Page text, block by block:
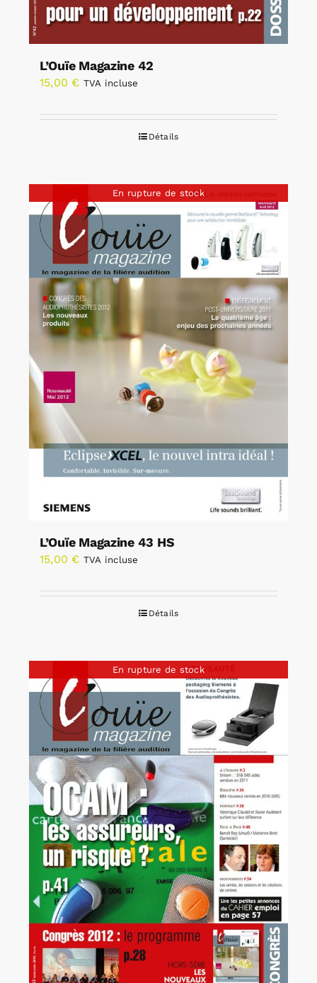
L’Ouïe Magazine 42
15,00 € TVA incluse
Détails
En rupture de stock
L’Ouïe Magazine 43 HS
15,00 € TVA incluse
Détails
En rupture de stock